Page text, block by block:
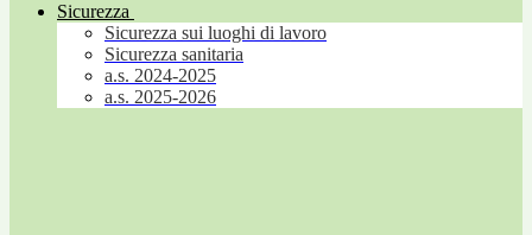
Sicurezza
Sicurezza sui luoghi di lavoro
Sicurezza sanitaria
a.s. 2024-2025
a.s. 2025-2026